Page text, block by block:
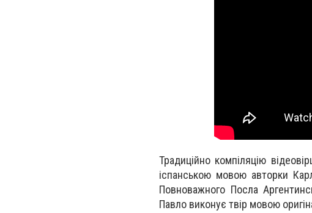
Традиційно компіляцію
іспанською мовою авторки
Повноважного Посла
Павло виконує твір мовою